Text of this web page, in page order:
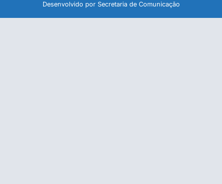
Desenvolvido por Secretaria de Comunicação